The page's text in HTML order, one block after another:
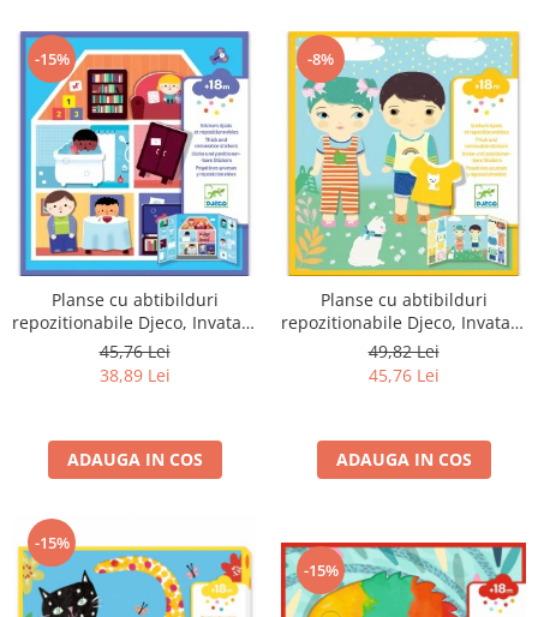
-15%
Planse cu abtibilduri
repozitionabile Djeco, Invatam
ce facem acasa
45,76 Lei
38,89 Lei
ADAUGA IN COS
-8%
Planse cu abtibilduri
repozitionabile Djeco, Invatam
sa ne imbracam
49,82 Lei
45,76 Lei
ADAUGA IN COS
-15%
-15%